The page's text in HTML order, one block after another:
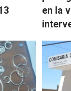
en la